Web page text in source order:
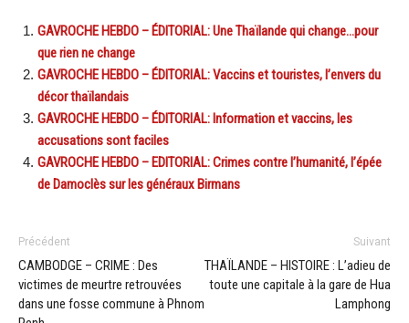
GAVROCHE HEBDO – ÉDITORIAL: Une Thaïlande qui change…pour
que rien ne change
GAVROCHE HEBDO – ÉDITORIAL: Vaccins et touristes, l’envers du
décor thaïlandais
GAVROCHE HEBDO – ÉDITORIAL: Information et vaccins, les
accusations sont faciles
GAVROCHE HEBDO – EDITORIAL: Crimes contre l’humanité, l’épée
de Damoclès sur les généraux Birmans
Précédent
CAMBODGE – CRIME : Des
victimes de meurtre retrouvées
dans une fosse commune à Phnom
Suivant
THAÏLANDE – HISTOIRE : L’adieu de
toute une capitale à la gare de Hua
Lamphong